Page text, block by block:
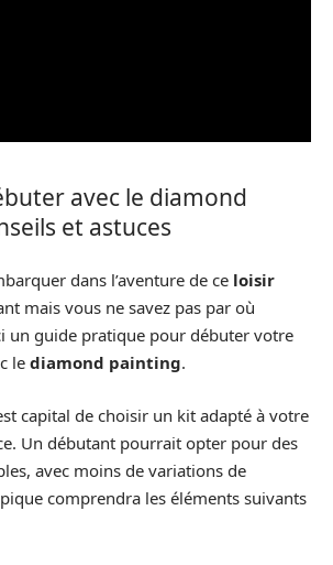
avec le diamond
et astuces
dans l’aventure de ce loisir
mais vous ne savez pas par où
un guide pratique pour débuter votre
le diamond painting.
capital de choisir un kit adapté à votre
Un débutant pourrait opter pour des
avec moins de variations de
comprendra les éléments suivants